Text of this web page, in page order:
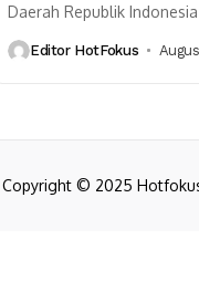
Daerah Republik
Komite Sentral Partai
Editor HotFokus
Copyright © 2025